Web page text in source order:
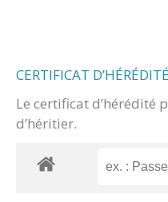
CERTIFICAT D’HÉRÉDITÉ
Le certificat d’hérédité
d’héritier.